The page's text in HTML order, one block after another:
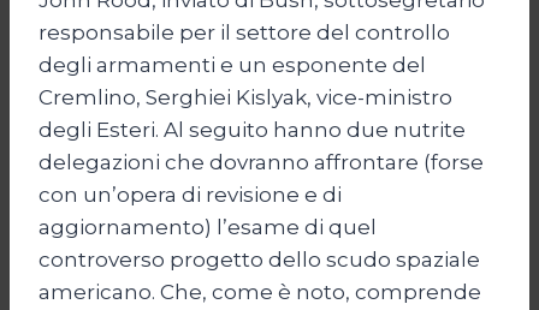
responsabile per il settore del controllo
degli armamenti e un esponente del
Cremlino, Serghiei Kislyak, vice-ministro
degli Esteri. Al seguito hanno due nutrite
delegazioni che dovranno affrontare (forse
con un’opera di revisione e di
aggiornamento) l’esame di quel
controverso progetto dello scudo spaziale
americano. Che, come è noto, comprende